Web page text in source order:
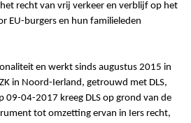
recht van vrij verkeer en verblijf op het
EU-burgers en hun familieleden
en werkt sinds augustus 2015 in
in Noord-Ierland, getrouwd met DLS,
09-04-2017 kreeg DLS op grond van de
tot omzetting ervan in Iers recht,